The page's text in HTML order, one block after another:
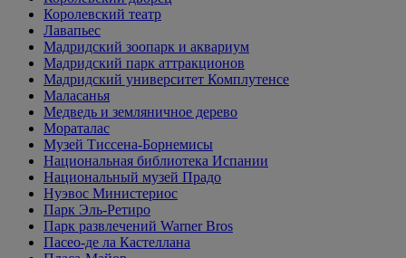
Королевский театр
Лавапьес
Мадридский зоопарк и аквариум
Мадридский парк аттракционов
Мадридский университет Комплутенсе
Маласанья
Медведь и земляничное дерево
Мораталас
Музей Тиссена-Борнемисы
Национальная библиотека Испании
Национальный музей Прадо
Нуэвос Министериос
Парк Эль-Ретиро
Парк развлечений Warner Bros
Пасео-де ла Кастеллана